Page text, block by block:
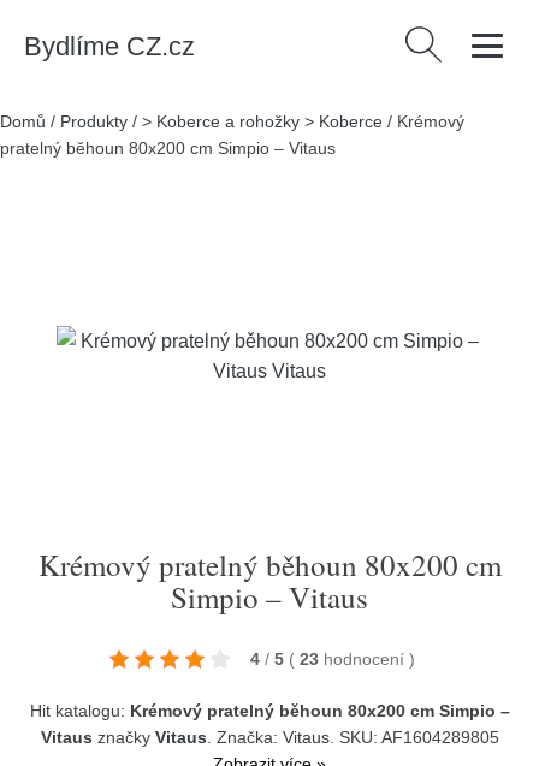
Bydlíme CZ.cz Vyhledávání
Domů / Produkty / > Koberce a rohožky > Koberce / Krémový
pratelný běhoun 80x200 cm Simpio – Vitaus
Krémový pratelný běhoun 80x200 cm
Simpio – Vitaus
4 / 5 ( 23 hodnocení )
Hit katalogu: Krémový pratelný běhoun 80x200 cm Simpio –
Vitaus značky Vitaus . Značka: Vitaus. SKU: AF1604289805